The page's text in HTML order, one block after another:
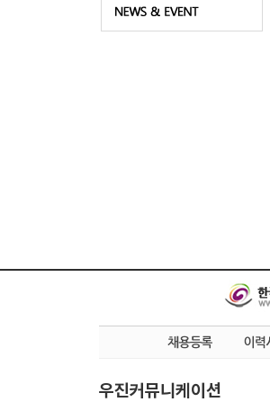
우진커뮤니케이션